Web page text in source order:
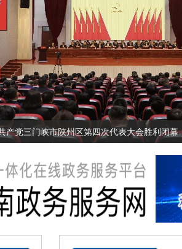
产党三门峡市陕州区第四次代表大会胜利闭幕